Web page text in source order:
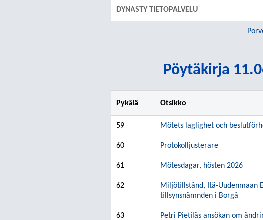
DYNASTY TIETOPALVELU
Pöytäkirja
Pykälä Otsikko
59 Mötets laglighet och
60 Protokolljusterare
61 Mötesdagar, hösten 2026
62
Miljötillstånd, Itä-Uudenmaan
tillsynsnämnden i Borgå
63
Petri Pietiläs ansökan om